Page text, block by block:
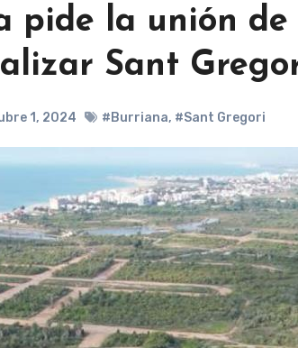
pide la unión
Sant
1, 2024 #Burriana, #Sant Gregori